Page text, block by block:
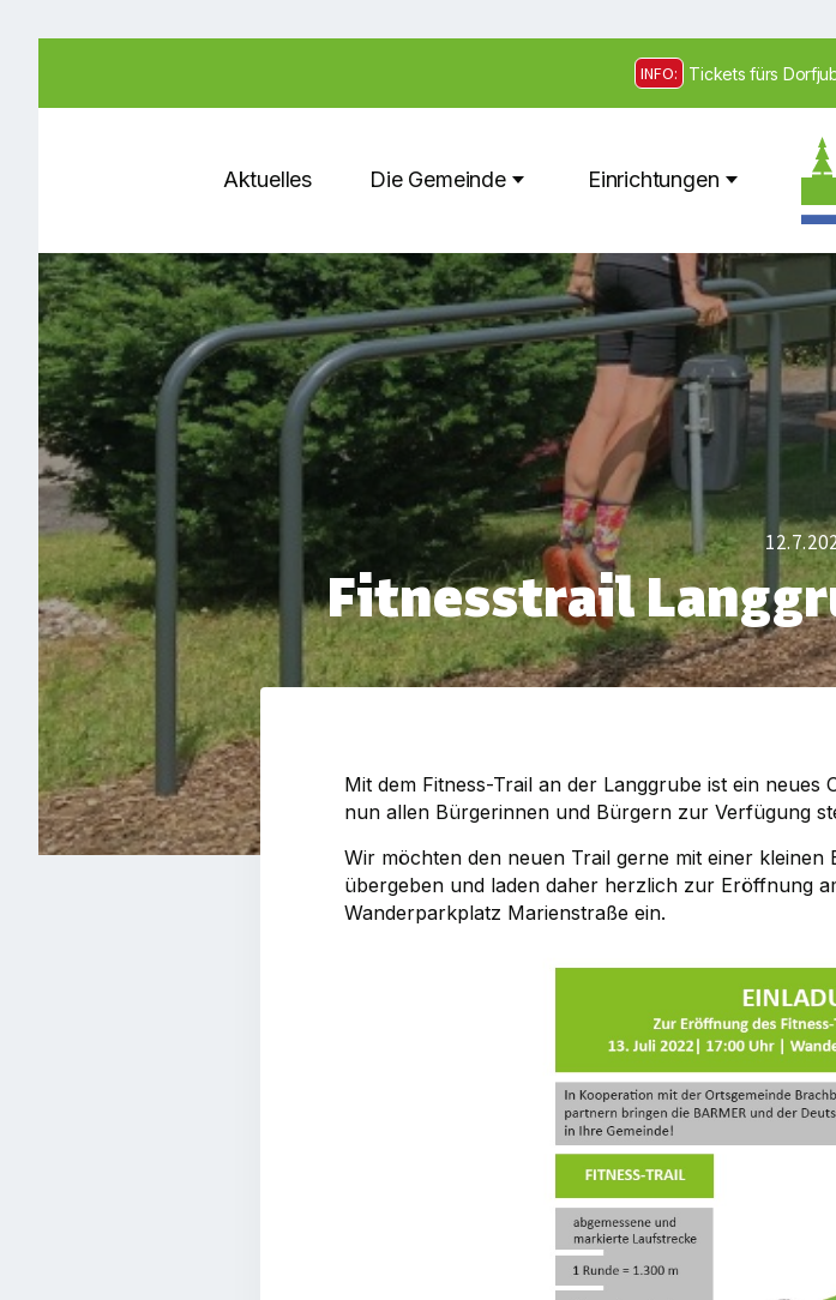
INFO: Tickets fürs
Aktuelles Die Gemeinde Einrichtungen
Fitnesstrail
Mit dem Fitness-Trail an der Langgrube ist ein
nun allen Bürgerinnen und Bürgern zur Verfügung
Wir möchten den neuen Trail gerne mit einer
übergeben und laden daher herzlich zur Eröffnung
Wanderparkplatz Marienstraße ein.